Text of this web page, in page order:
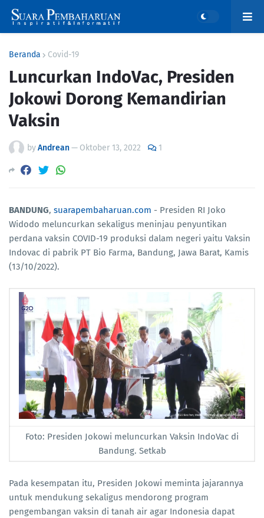
Beranda Covid-19
Luncurkan IndoVac, Presiden
Jokowi Dorong Kemandirian
Vaksin
byAndrean— Oktober 13, 2022 1
BANDUNG, suarapembaharuan.com - Presiden RI Joko
Widodo meluncurkan sekaligus meninjau penyuntikan
perdana vaksin COVID-19 produksi dalam negeri yaitu Vaksin
Indovac di pabrik PT Bio Farma, Bandung, Jawa Barat, Kamis
(13/10/2022).
Foto: Presiden Jokowi meluncurkan Vaksin IndoVac di
Bandung. Setkab
Pada kesempatan itu, Presiden Jokowi meminta jajarannya
untuk mendukung sekaligus mendorong program
pengembangan vaksin di tanah air agar Indonesia dapat